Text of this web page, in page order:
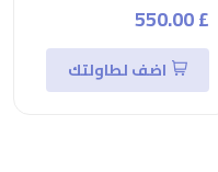
£ 550.00
اضف لطاولتك